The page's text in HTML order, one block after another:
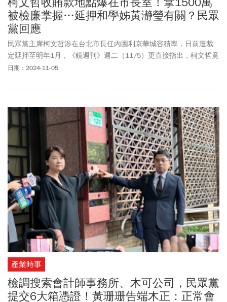
被檢廉掌握…延押和學姊黃瀞瑩有關？民眾
黨回應
民眾黨主席柯文哲涉在台北市長任內圖利京華城容積率，日前遭裁
定延押至明年1月，《鏡週刊》週二（11/5）更直接指出，柯文哲竟
然膽大包天，在市長室內收受1500萬元現金賄款，其他收賄地點還
串證，因此裁定延押對於相關爆料，民眾黨則是緊咬偵查不公開，
未回應相關案情。民眾黨立法院黨團總召黃國昌5日回應，法務部次
長都承認，鏡週刊跑到檢察官辦公室是不允許的行為，他們說要檢
討，到今天還是不知道要怎麼辦。民眾黨立法院黨團主任陳智菡
說，報導將洩密責任推給受害一方，這種邪惡做法難以認同。熟悉
政治案件的律師黃帝穎分析，據週刊報導，柯文哲至少有兩次收賄
犯行，在法律上難逃最重無期徒刑的違背職務收賄罪。
日期：2024-11-05
產業時事
檢調搜索會計師事務所、木可公司，民眾黨
提交6大箱憑證！黃珊珊告端木正：正常會